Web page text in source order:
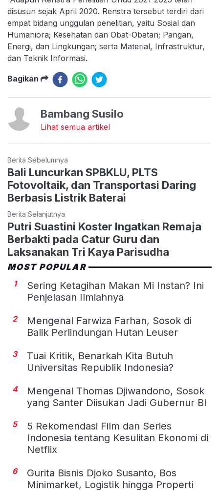
disusun sejak April 2020. Renstra tersebut terdiri dari
empat bidang unggulan penelitian, yaitu Sosial dan
Humaniora; Kesehatan dan Obat-Obatan; Pangan,
Energi, dan Lingkungan; serta Material, Infrastruktur,
dan Teknik Informasi.
Bagikan
Bambang Susilo
Lihat semua artikel
Berita Sebelumnya
Bali Luncurkan SPBKLU, PLTS
Fotovoltaik, dan Transportasi Daring
Berbasis Listrik Baterai
Berita Selanjutnya
Putri Suastini Koster Ingatkan Remaja
Berbakti pada Catur Guru dan
Laksanakan Tri Kaya Parisudha
MOST POPULAR
1
Sering Ketagihan Makan Mi Instan? Ini
Penjelasan Ilmiahnya
2
Mengenal Farwiza Farhan, Sosok di
Balik Perlindungan Hutan Leuser
3
Tuai Kritik, Benarkah Kita Butuh
Universitas Republik Indonesia?
4
Mengenal Thomas Djiwandono, Sosok
yang Santer Diisukan Jadi Gubernur BI
5
5 Rekomendasi Film dan Series
Indonesia tentang Kesulitan Ekonomi di
Netflix
6
Gurita Bisnis Djoko Susanto, Bos
Minimarket, Logistik hingga Properti